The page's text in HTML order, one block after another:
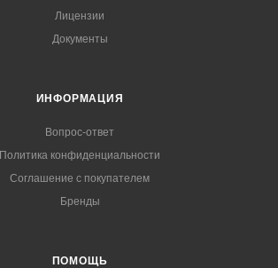
Лицензии
Документы
ИНФОРМАЦИЯ
Вопрос-ответ
Политика конфиденциальности
Соглашение с покупателем
Бренды
ПОМОЩЬ